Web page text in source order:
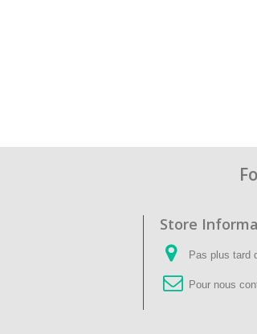
Store
Pas plus tard
Pour nous